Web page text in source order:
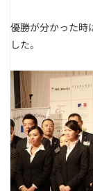
優勝が分かった時
した。